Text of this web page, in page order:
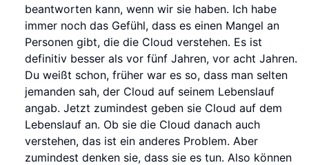
beantworten kann, wenn wir sie haben. Ich habe
immer noch das Gefühl, dass es einen Mangel an
Personen gibt, die die Cloud verstehen. Es ist
definitiv besser als vor fünf Jahren, vor acht Jahren.
Du weißt schon, früher war es so, dass man selten
jemanden sah, der Cloud auf seinem Lebenslauf
angab. Jetzt zumindest geben sie Cloud auf dem
Lebenslauf an. Ob sie die Cloud danach auch
verstehen, das ist ein anderes Problem. Aber
zumindest denken sie, dass sie es tun. Also können